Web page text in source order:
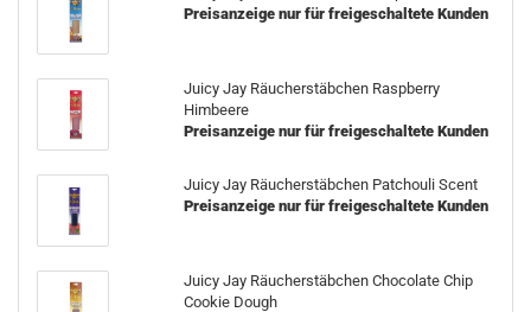
Preisanzeige nur für freigeschaltete Kunden
Juicy Jay Räucherstäbchen Raspberry
Himbeere
Preisanzeige nur für freigeschaltete Kunden
Juicy Jay Räucherstäbchen Patchouli Scent
Preisanzeige nur für freigeschaltete Kunden
Juicy Jay Räucherstäbchen Chocolate Chip
Cookie Dough